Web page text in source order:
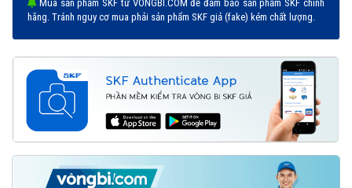
Mua sản phẩm SKF từ VONGBI.COM để đảm bảo sản phẩm SKF chính
hãng. Tránh nguy cơ mua phải sản phẩm SKF giả (fake) kém chất lượng.